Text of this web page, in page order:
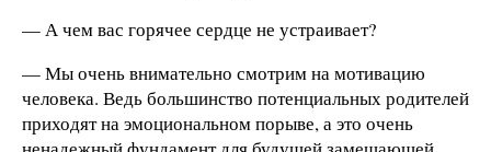
— А чем вас горячее сердце не устраивает?
— Мы очень внимательно смотрим на мотивацию
человека. Ведь большинство потенциальных родителей
приходят на эмоциональном порыве, а это очень